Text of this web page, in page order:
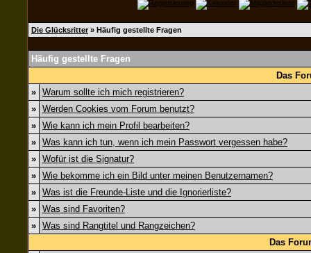
Die Glücksritter » Häufig gestellte Fragen
Häufig gestellte Fragen
Das
» Warum sollte ich mich registrieren?
» Werden Cookies vom Forum benutzt?
» Wie kann ich mein Profil bearbeiten?
» Was kann ich tun, wenn ich mein Passwort vergessen habe?
» Wofür ist die Signatur?
» Wie bekomme ich ein Bild unter meinen Benutzernamen?
» Was ist die Freunde-Liste und die Ignorierliste?
» Was sind Favoriten?
» Was sind Rangtitel und Rangzeichen?
Das